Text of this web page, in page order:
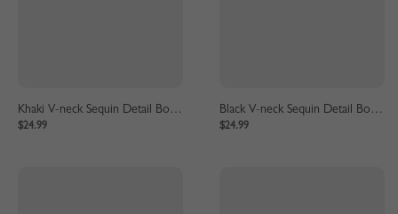
Khaki V-neck Sequin Detail Bodysuit
$24.99
Black V-neck Sequin Detail Bodysuit
$24.99